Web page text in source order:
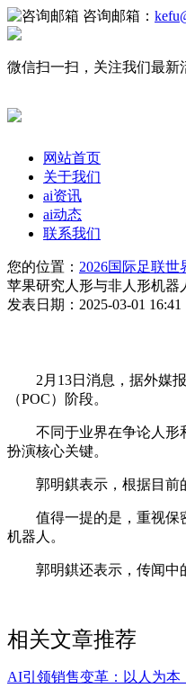
咨询邮箱：
微信扫一扫，关注我们最新
网站首页
关于我们
ai资讯
ai动态
联系我们
您的位置： 2026国际足联世
苹果研究人形与非人形机器
发表日期：2025-03-01
2月13日消息，据外媒报
（POC）阶段。
不同于业界在争论人形和
扮演核心关键。
郭明錤表示，根据目前的
值得一提的是，重视保密
机器人。
郭明錤还表示，传闻中的
相关文章推荐
AI引领销售变革：以人为本